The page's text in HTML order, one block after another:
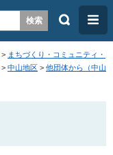
検
メ
ニ
ュ
ー
> まちづくり・コミュニティ・
> 中山地区 > 他団体から（中山